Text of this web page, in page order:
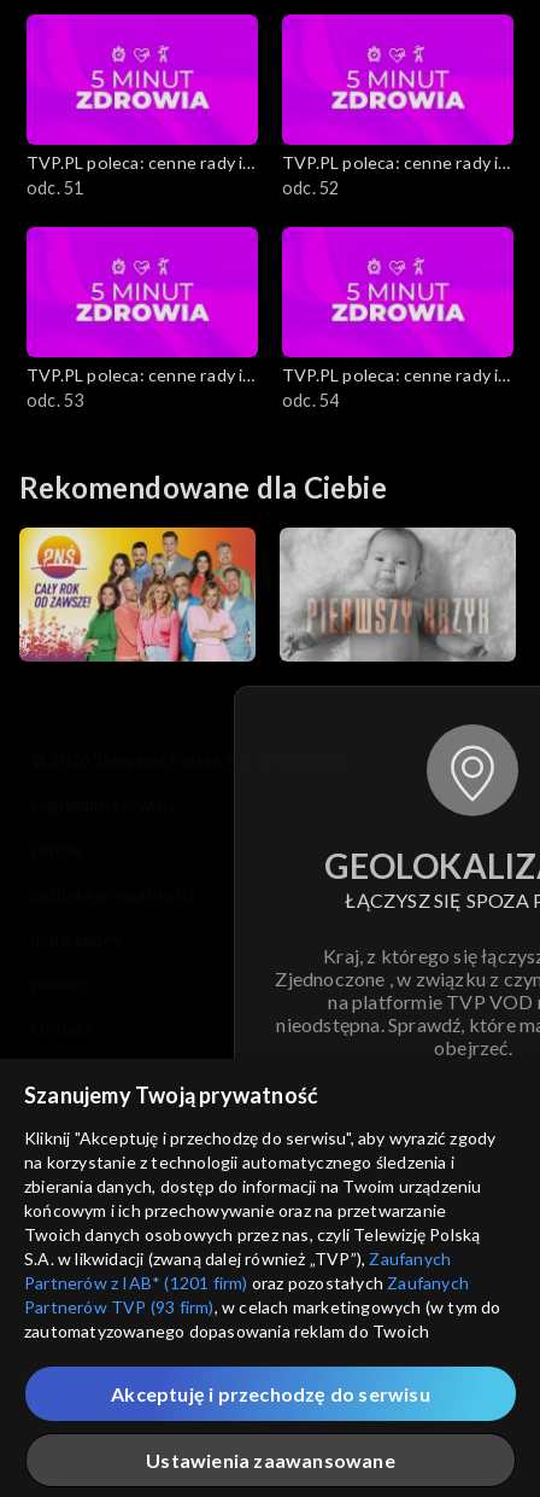
TVP.PL poleca: cenne rady i
ciekawostki
odc. 51
TVP.PL poleca: cenne rady i
ciekawostki
odc. 52
TVP.PL poleca: cenne rady i
ciekawostki
odc. 53
TVP.PL poleca: cenne rady i
ciekawostki
odc. 54
Rekomendowane dla Ciebie
ŁĄCZYSZ SIĘ SPOZA
Kraj, z którego się
Zjednoczone , w związku z
na platformie TVP VOD
nieodstępna. Sprawdź, które
obejrzeć.
ANULUJ
informacje o dostawcy usług
Szanujemy Twoją prywatność
Kliknij "Akceptuję i przechodzę do serwisu", aby wyrazić zgody
na korzystanie z technologii automatycznego śledzenia i
zbierania danych, dostęp do informacji na Twoim urządzeniu
końcowym i ich przechowywanie oraz na przetwarzanie
Twoich danych osobowych przez nas, czyli Telewizję Polską
S.A. w likwidacji (zwaną dalej również „TVP”), Zaufanych
Partnerów z IAB* (1201 firm) oraz pozostałych Zaufanych
Partnerów TVP (93 firm), w celach marketingowych (w tym do
zautomatyzowanego dopasowania reklam do Twoich
które wskazujemy poniżej, a także zgody na udostępnianie
przez nas identyfikatora PPID do Google.
Twoje dane osobowe zbierane podczas odwiedzania przez
Ciebie naszych
poszczególnych serwisówzwanych dalej
„Portalem”, w tym informacje zapisywane za pomocą
Ustawienia zaawansowane
Akceptuję i przechodzę do serwisu